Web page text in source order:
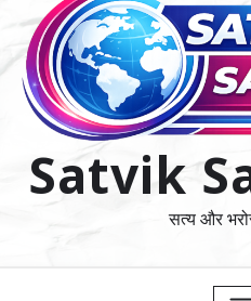
Satvik
सत्य और